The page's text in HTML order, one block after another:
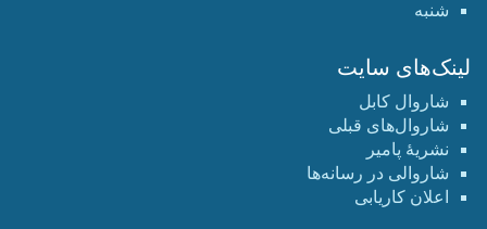
شنبه
لینک‌های سایت
شاروال کابل
شاروال‌های قبلی
نشریۀ پامیر
شاروالی در رسانه‌ها
اعلان کاریابی